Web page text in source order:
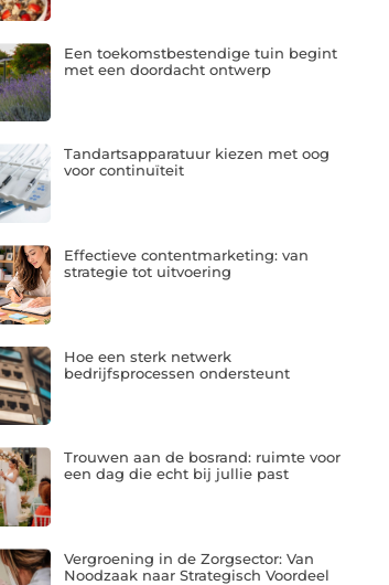
Een toekomstbestendige tuin begint
met een doordacht ontwerp
Tandartsapparatuur kiezen met oog
voor continuïteit
Effectieve contentmarketing: van
strategie tot uitvoering
Hoe een sterk netwerk
bedrijfsprocessen ondersteunt
Trouwen aan de bosrand: ruimte voor
een dag die echt bij jullie past
Vergroening in de Zorgsector: Van
Noodzaak naar Strategisch Voordeel